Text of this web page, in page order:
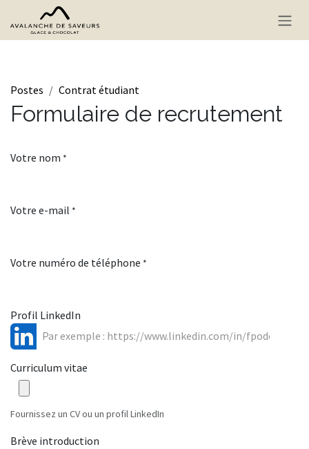
Se rendre au contenu
Postes Contrat étudiant
Formulaire de recrutement
Votre nom *
Votre e-mail *
Votre numéro de téléphone *
Profil LinkedIn
Curriculum vitae
Fournissez un CV ou un profil LinkedIn
Brève introduction